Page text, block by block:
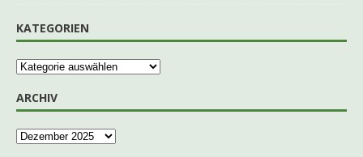
KATEGORIEN
ARCHIV